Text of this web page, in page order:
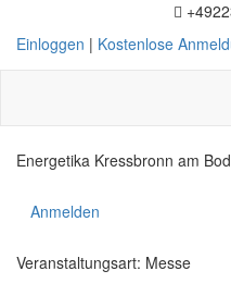
Einloggen | Kostenlose
Energetika Kressbronn am
Anmelden
Veranstaltungsart: Messe